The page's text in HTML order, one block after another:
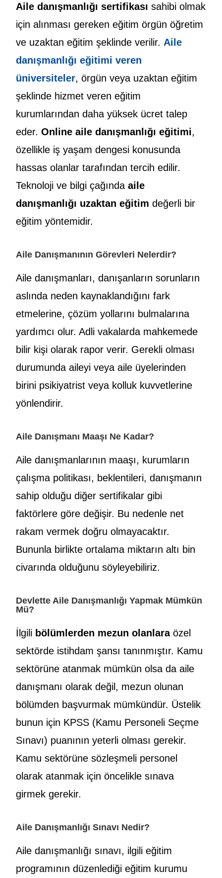
Aile danışmanlığı sertifikası sahibi olmak
için alınması gereken eğitim örgün öğretim
ve uzaktan eğitim şeklinde verilir. Aile
danışmanlığı eğitimi veren
üniversiteler, örgün veya uzaktan eğitim
şeklinde hizmet veren eğitim
kurumlarından daha yüksek ücret talep
eder.Online aile danışmanlığı eğitimi,
özellikle iş yaşam dengesi konusunda
hassas olanlar tarafından tercih edilir.
Teknoloji ve bilgi çağındaaile
danışmanlığı uzaktan eğitim değerli bir
eğitim yöntemidir.
Aile Danışmanının Görevleri Nelerdir?
Aile danışmanları, danışanların sorunların
aslında neden kaynaklandığını fark
etmelerine, çözüm yollarını bulmalarına
yardımcı olur. Adli vakalarda mahkemede
bilir kişi olarak rapor verir. Gerekli olması
durumunda aileyi veya aile üyelerinden
birini psikiyatrist veya kolluk kuvvetlerine
yönlendirir.
Aile Danışmanı Maaşı Ne Kadar?
Aile danışmanlarının maaşı, kurumların
çalışma politikası, beklentileri, danışmanın
sahip olduğu diğer sertifikalar gibi
faktörlere göre değişir. Bu nedenle net
rakam vermek doğru olmayacaktır.
Bununla birlikte ortalama miktarın altı bin
civarında olduğunu söyleyebiliriz.
Devlette Aile Danışmanlığı Yapmak Mümkün
Mü?
İlgili bölümlerden mezun olanlaraözel
sektörde istihdam şansı tanınmıştır. Kamu
sektörüne atanmak mümkün olsa da aile
danışmanı olarak değil, mezun olunan
bölümden başvurmak mümkündür. Üstelik
bunun için KPSS (Kamu Personeli Seçme
Sınavı) puanının yeterli olması gerekir.
Kamu sektörüne sözleşmeli personel
olarak atanmak için öncelikle sınava
girmek gerekir.
Aile Danışmanlığı Sınavı Nedir?
Aile danışmanlığı sınavı, ilgili eğitim
programının düzenlediği eğitim kurumu